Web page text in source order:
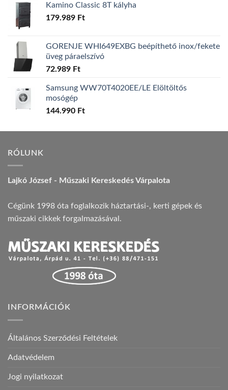
Kamino Classic 8T kályha
179.989 Ft
GORENJE WHI649EXBG beépíthető inox/fekete
üveg páraelszívó
72.989 Ft
Samsung WW70T4020EE/LE Elöltöltős
mosógép
144.990 Ft
RÓLUNK
Lajkó József - Műszaki Kereskedés Várpalota
Cégünk 1998 óta foglalkozik háztartási-, kerti gépek és
műszaki cikkek forgalmazásával.
INFORMÁCIÓK
Általános Szerződési Feltételek
Adatvédelem
Jogi nyilatkozat